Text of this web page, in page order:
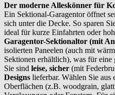
Der moderne Alleskönner für
Ein Sektional-Garagentor öffnet
sich unter die Decke. So sparen
ideal für kurze Einfahrten oder
Garagentor-Sektionaltor (mit
isolierten Paneelen (auch mit
Sektionen erhältlich), was für eine
Sie sind leise, sicher (mit
Designs lieferbar. Wählen Sie aus
Oberflächen (z.B. woodgrain,